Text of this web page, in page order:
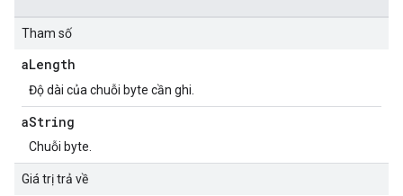
Tham số
aLength
Độ dài của chuỗi byte cần ghi.
aString
Chuỗi byte.
Giá trị trả về